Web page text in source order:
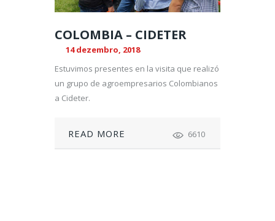
COLOMBIA – CIDETER
14 dezembro, 2018
Estuvimos presentes en la visita que realizó
un grupo de agroempresarios Colombianos
a Cideter.
READ MORE 6610